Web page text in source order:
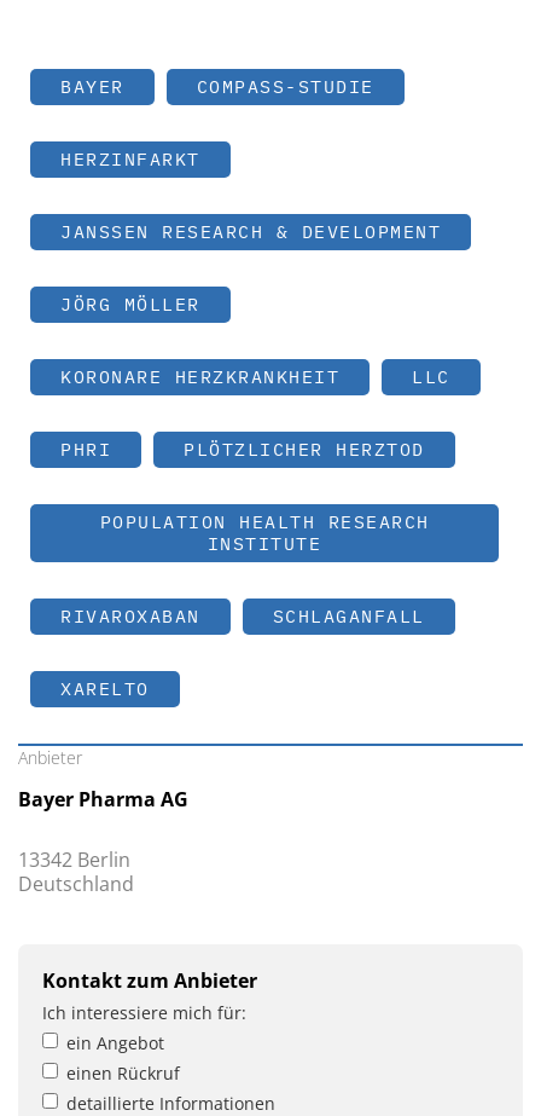
BAYER COMPASS-STUDIE
HERZINFARKT
JANSSEN RESEARCH & DEVELOPMENT
JÖRG MÖLLER
KORONARE HERZKRANKHEIT LLC
PHRI PLÖTZLICHER HERZTOD
POPULATION HEALTH RESEARCH
INSTITUTE
RIVAROXABAN SCHLAGANFALL
XARELTO
Anbieter
Bayer Pharma AG
13342 Berlin
Deutschland
Kontakt zum Anbieter
Ich interessiere mich für:
ein Angebot
einen Rückruf
detaillierte Informationen